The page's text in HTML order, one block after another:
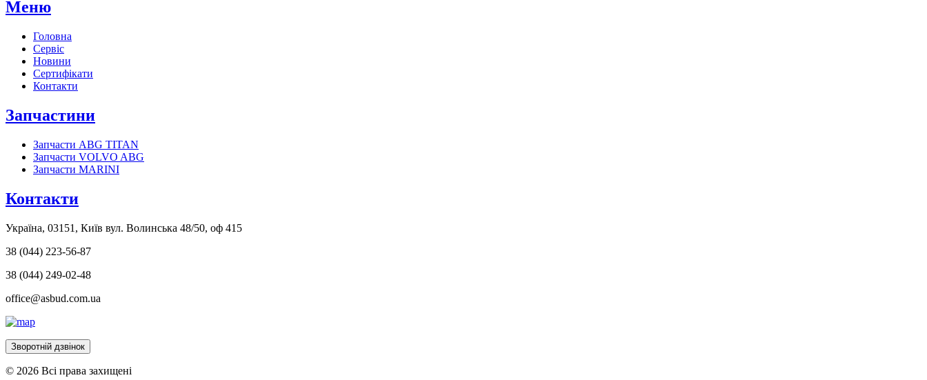
Меню
Головна
Сервіс
Новини
Сертифікати
Контакти
Запчастини
Запчасти ABG TITAN
Запчасти VOLVO ABG
Запчасти MARINI
Контакти
Україна, 03151, Київ вул. Волинська 48/50, оф 415
38 (044) 223-56-87
38 (044) 249-02-48
office@asbud.com.ua
Зворотній дзвінок
© 2026 Всі права захищені